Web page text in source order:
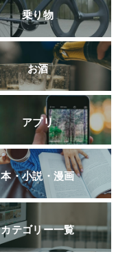
乗り物
お酒
アプリ
本・小説・漫画
カテゴリー一覧